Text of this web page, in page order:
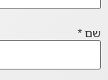
שם*